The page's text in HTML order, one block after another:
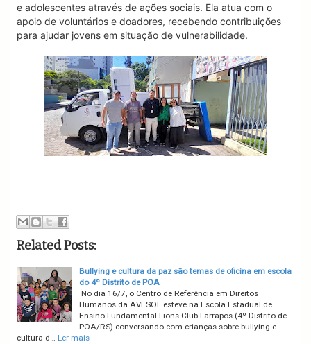
e adolescentes através de ações sociais. Ela atua com o
apoio de voluntários e doadores, recebendo contribuições
para ajudar jovens em situação de vulnerabilidade.
Related Posts:
Bullying e cultura da paz são temas de oficina em escola
do 4º Distrito de POA
No dia 16/7, o Centro de Referência em Direitos
Humanos da AVESOL esteve na Escola Estadual de
Ensino Fundamental Lions Club Farrapos (4º Distrito de
POA/RS) conversando com crianças sobre bullying e
cultura d… Ler mais